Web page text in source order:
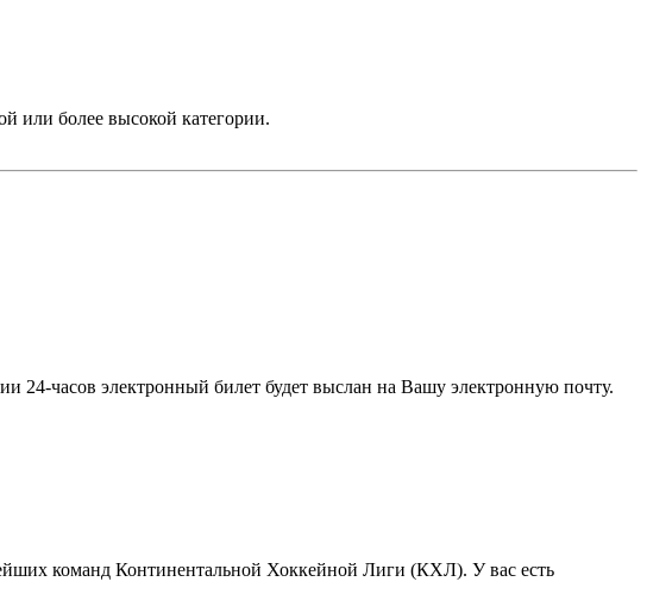
или более высокой категории.
24-часов электронный билет будет выслан на Вашу электронную почту.
команд Континентальной Хоккейной Лиги (КХЛ). У вас есть